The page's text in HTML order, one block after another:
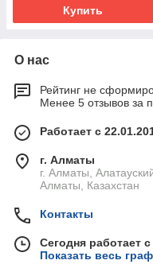
Купить
О нас
Рейтинг не
Менее 5 отзывов за
Работает с
г. Алматы
г. Алматы,
Алматы, Казахстан
Контакты
Сегодня работает
Показать весь